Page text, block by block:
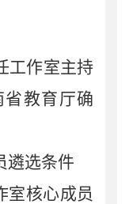
工作室主持
教育厅确
遴选条件
室核心成员